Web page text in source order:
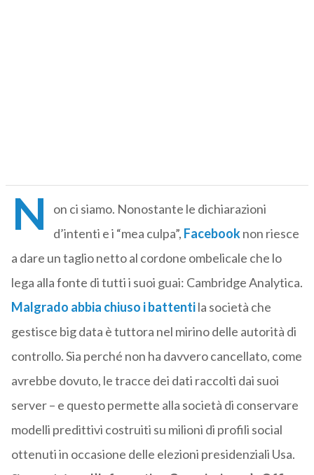
N
on ci siamo. Nonostante le dichiarazioni
d’intenti e i “mea culpa”, Facebooknon riesce
a dare un taglio netto al cordone ombelicale che lo
lega alla fonte di tutti i suoi guai: Cambridge Analytica.
Malgrado abbia chiuso i battentila società che
gestisce big data è tuttora nel mirino delle autorità di
controllo. Sia perché non ha davvero cancellato, come
avrebbe dovuto, le tracce dei dati raccolti dai suoi
server – e questo permette alla società di conservare
modelli predittivi costruiti su milioni di profili social
ottenuti in occasione delle elezioni presidenziali Usa.